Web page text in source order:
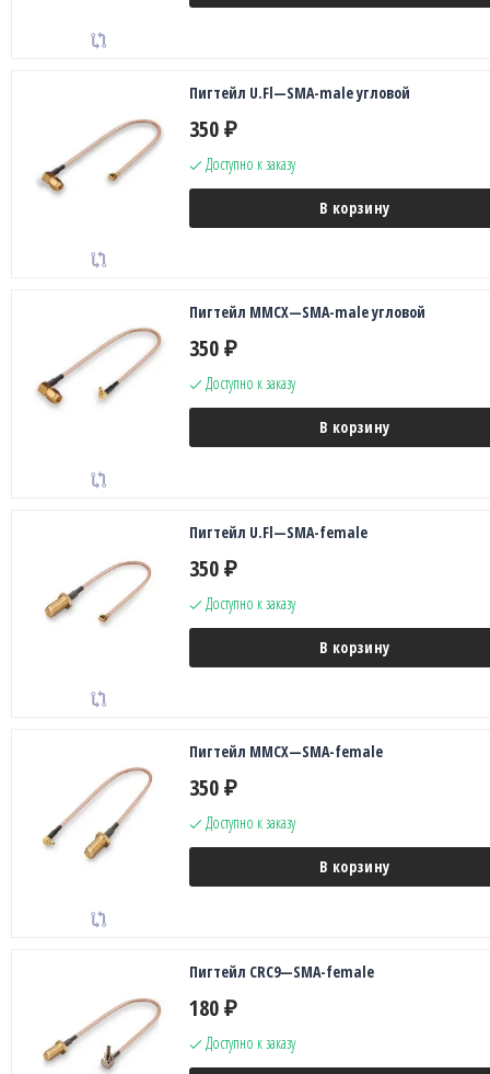
Пигтейл U.Fl—SMA-male угловой
350 ₽
Доступно к заказу
В корзину
Пигтейл MMCX—SMA-male угловой
350 ₽
Доступно к заказу
В корзину
Пигтейл U.Fl—SMA-female
350 ₽
Доступно к заказу
В корзину
Пигтейл MMCX—SMA-female
350 ₽
Доступно к заказу
В корзину
Пигтейл CRC9—SMA-female
180 ₽
Доступно к заказу